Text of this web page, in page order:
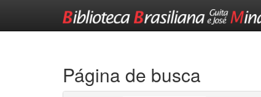
Página de busca